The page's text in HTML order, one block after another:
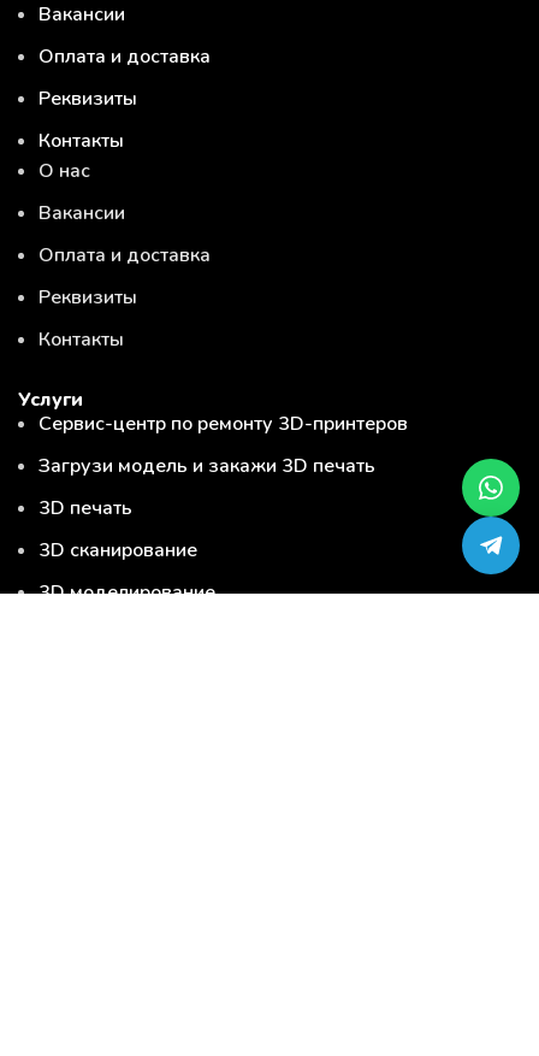
Вакансии
Оплата и доставка
Реквизиты
Контакты
О нас
Вакансии
Оплата и доставка
Реквизиты
Контакты
Услуги
Сервис-центр по ремонту 3D-принтеров
Загрузи модель и закажи 3D печать
3D печать
3D сканирование
3D моделирование